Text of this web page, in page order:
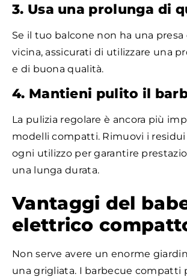
3. Usa una prolunga di
Se il tuo balcone non ha una
vicina, assicurati di utilizzare una
e di buona qualità.
4. Mantieni pulito il
La pulizia regolare è ancora più
modelli compatti. Rimuovi i
ogni utilizzo per garantire
una lunga durata.
Vantaggi del
elettrico
Non serve avere un enorme
una grigliata. I barbecue compatti